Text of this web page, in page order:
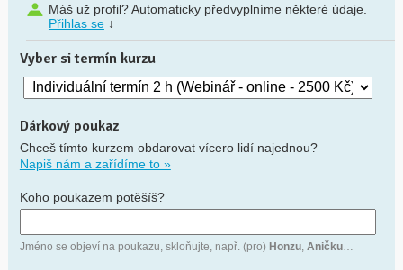
Máš už profil? Automaticky předvyplníme některé údaje.
Přihlas se↓
Vyber si termín kurzu
Dárkový poukaz
Chceš tímto kurzem obdarovat vícero lidí najednou?
Napiš nám a zařídíme to »
Koho poukazem potěšíš?
Jméno se objeví na poukazu, skloňujte, např. (pro) Honzu, Aničku…